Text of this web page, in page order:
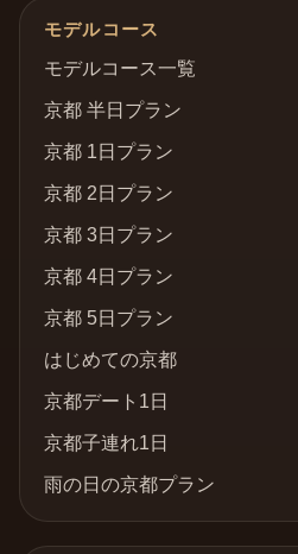
モデルコース
モデルコース一覧
京都 半日プラン
京都 1日プラン
京都 2日プラン
京都 3日プラン
京都 4日プラン
京都 5日プラン
はじめての京都
京都デート1日
京都子連れ1日
雨の日の京都プラン